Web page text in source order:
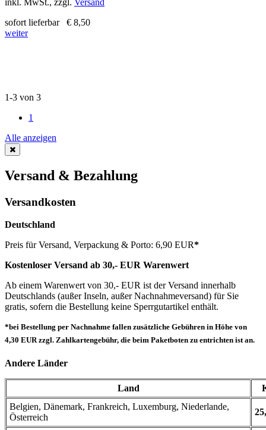
inkl. MwSt., zzgl. Versand
sofort lieferbar
€ 8,50
weiter
1-3 von 3
1
Alle anzeigen
Versand & Bezahlung
Versandkosten
Deutschland
Preis für Versand, Verpackung & Porto: 6,90 EUR*
Kostenloser Versand ab 30,- EUR Warenwert
Ab einem Warenwert von 30,- EUR ist der Versand innerhalb
Deutschlands (außer Inseln, außer Nachnahmeversand) für Sie
gratis, sofern die Bestellung keine Sperrgutartikel enthält.
*bei Bestellung per Nachnahme fallen zusätzliche Gebühren in Höhe von
4,30 EUR zzgl. Zahlkartengebühr, die beim Paketboten zu entrichten ist an.
Andere Länder
Land
Belgien, Dänemark, Frankreich, Luxemburg, Niederlande,
Österreich